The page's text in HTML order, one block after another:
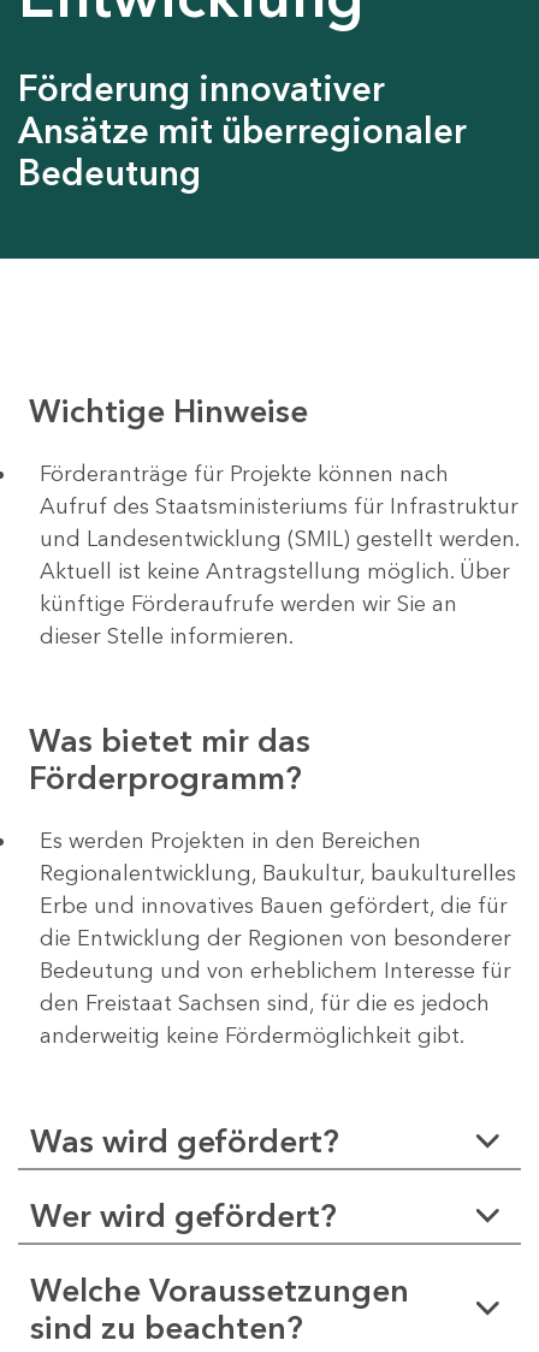
Förderung innovativer
Ansätze mit überregionaler
Bedeutung
Wichtige Hinweise
Förderanträge für Projekte können nach
Aufruf des Staatsministeriums für Infrastruktur
und Landesentwicklung (SMIL) gestellt werden.
Aktuell ist keine Antragstellung möglich. Über
künftige Förderaufrufe werden wir Sie an
dieser Stelle informieren.
Was bietet mir das
Förderprogramm?
Es werden Projekten in den Bereichen
Regionalentwicklung, Baukultur, baukulturelles
Erbe und innovatives Bauen gefördert, die für
die Entwicklung der Regionen von besonderer
Bedeutung und von erheblichem Interesse für
den Freistaat Sachsen sind, für die es jedoch
anderweitig keine Fördermöglichkeit gibt.
Was wird gefördert?
Wer wird gefördert?
Welche Voraussetzungen
sind zu beachten?